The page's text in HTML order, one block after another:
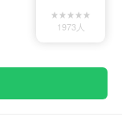
1973人